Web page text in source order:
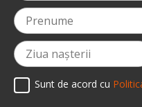
Sunt de acord cu